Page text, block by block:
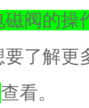
磁阀的操
要了解更
查看。